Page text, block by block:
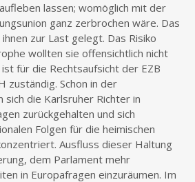
lassen; womöglich mit der
ganz zerbrochen wäre. Das
zur Last gelegt. Das Risiko
wollten sie offensichtlich nicht
für die Rechtsaufsicht der EZB
zuständig. Schon in der
die Karlsruher Richter in
zurückgehalten und sich
Folgen für die heimischen
Ausfluss dieser Haltung
dem Parlament mehr
in Europafragen einzuräumen. Im